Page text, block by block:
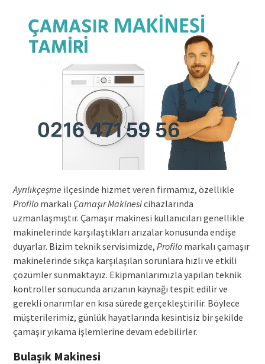
Ayrılıkçeşme ilçesinde hizmet veren firmamız, özellikle
Profilomarkalı Çamaşır Makinesicihazlarında
uzmanlaşmıştır. Çamaşır makinesi kullanıcıları genellikle
makinelerinde karşılaştıkları arızalar konusunda endişe
duyarlar. Bizim teknik servisimizde, Profilomarkalı çamaşır
makinelerinde sıkça karşılaşılan sorunlara hızlı ve etkili
çözümler sunmaktayız. Ekipmanlarımızla yapılan teknik
kontroller sonucunda arızanın kaynağı tespit edilir ve
gerekli onarımlar en kısa sürede gerçekleştirilir. Böylece
müşterilerimiz, günlük hayatlarında kesintisiz bir şekilde
çamaşır yıkama işlemlerine devam edebilirler.
Bulaşık Makinesi